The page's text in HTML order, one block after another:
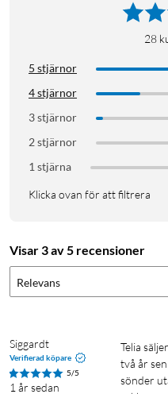
28
5 stjärnor
4 stjärnor
3 stjärnor
2 stjärnor
1 stjärna
Klicka ovan för att filtrera
Visar 3 av 5 recensioner
Relevans
Siggardt
Verifierad köpare
5/5
1 år sedan
Telia säljer Doro. Jag köpte mobilen för högst
två år
sönder